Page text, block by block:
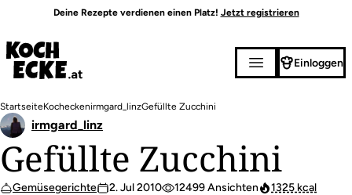
Inhalt
Deine Rezepte verdienen einen Platz! Jetzt registrieren
Einloggen
Pfadnavigation
StartseiteKocheckenirmgard_linzGefüllte Zucchini
Gefüllte Zucchini
Gemüsegerichte 2. Jul 2010 12499 Ansichten 1325 kcal
irmgard_linz